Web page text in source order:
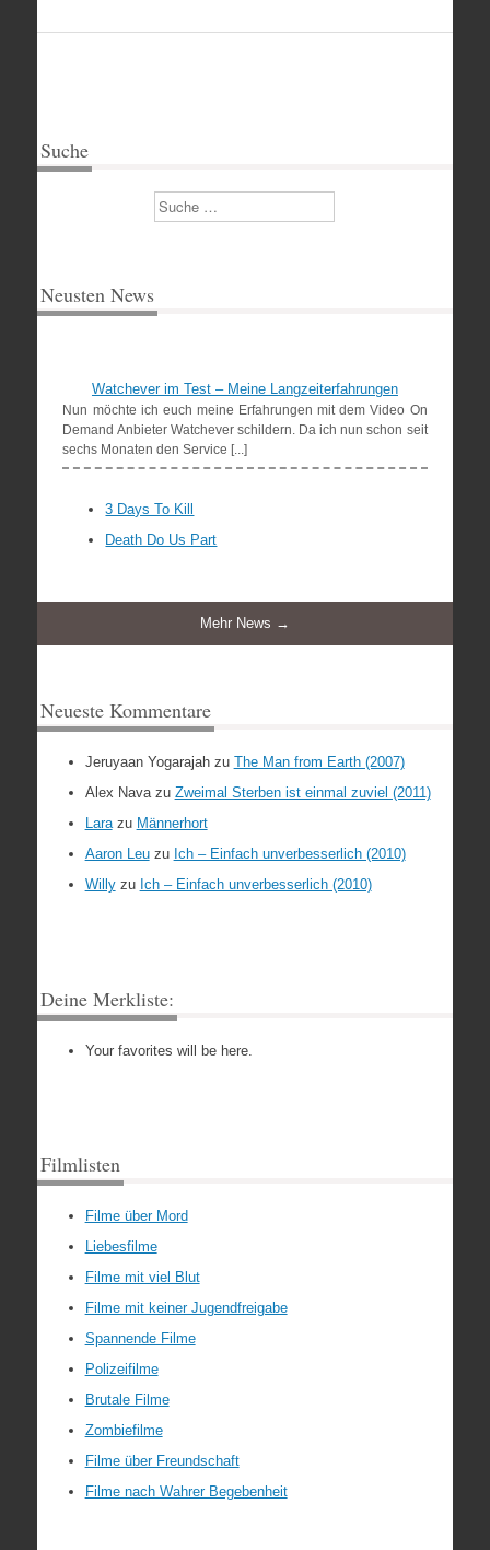
Suche
Suchen
Neusten News
Watchever im Test – Meine Langzeiterfahrungen
Nun möchte ich euch meine Erfahrungen mit dem Video On
Demand Anbieter Watchever schildern. Da ich nun schon seit
sechs Monaten den Service [...]
3 Days To Kill
Death Do Us Part
Mehr News →
Neueste Kommentare
Jeruyaan Yogarajahzu The Man from Earth (2007)
Alex Navazu Zweimal Sterben ist einmal zuviel (2011)
Larazu Männerhort
Aaron Leuzu Ich – Einfach unverbesserlich (2010)
Willyzu Ich – Einfach unverbesserlich (2010)
Deine Merkliste:
Your favorites will be here.
Filmlisten
Filme über Mord
Liebesfilme
Filme mit viel Blut
Filme mit keiner Jugendfreigabe
Spannende Filme
Polizeifilme
Brutale Filme
Zombiefilme
Filme über Freundschaft
Filme nach Wahrer Begebenheit